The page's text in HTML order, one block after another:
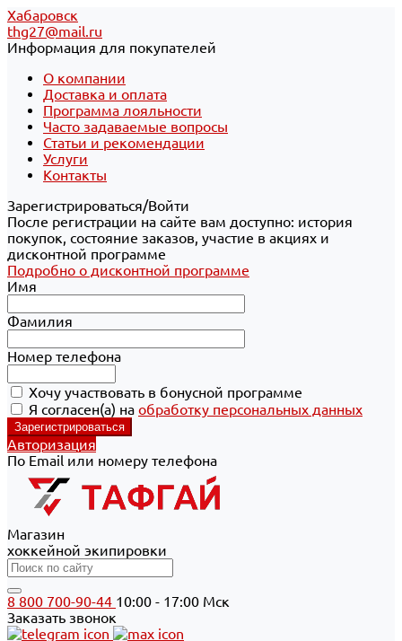
Хабаровск
thg27@mail.ru
Информация для покупателей
О компании
Доставка и оплата
Программа лояльности
Часто задаваемые вопросы
Статьи и рекомендации
Услуги
Контакты
Зарегистрироваться/Войти
После регистрации на сайте вам доступно: история
покупок, состояние заказов, участие в акциях и
дисконтной программе
Подробно о дисконтной программе
Имя
Фамилия
Номер телефона
Хочу участвовать в бонусной программе
Я согласен(а) на обработку персональных данных
Авторизация
По Email или номеру телефона
Магазин
хоккейной экипировки
8 800 700-90-44 10:00 - 17:00 Мск
Заказать звонок